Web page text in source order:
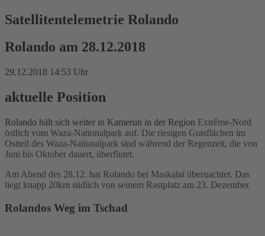
Satellitentelemetrie Rolando
Rolando am 28.12.2018
29.12.2018 14:53 Uhr
aktuelle Position
Rolando hält sich weiter in Kamerun in der Region Extrême-Nord
östlich vom Waza-Nationalpark auf. Die riesigen Grasflächen im
Ostteil des Waza-Nationalpark sind während der Regenzeit, die von
Juni bis Oktober dauert, überflutet.
Am Abend des 28.12. hat Rolando bei Maskalaï übernachtet. Das
liegt knapp 20km südlich von seinem Rastplatz am 23. Dezember.
Rolandos Weg im Tschad